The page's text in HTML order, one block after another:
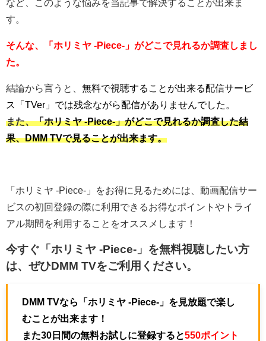
など、このような悩みを当記事で解決することが出来ま
す。
そんな、「ホリミヤ -Piece-」がどこで見れるか調査しまし
た。
結論から言うと、 無料で視聴することが出来る配信サービ
ス「TVer」では残念ながら配信がありませんでした。
また、「ホリミヤ -Piece-」がどこで見れるか調査した結
果、DMM TVで見ることが出来ます。
「ホリミヤ -Piece-」をお得に見るためには、動画配信サー
ビスの初回登録の際に利用できるお得なポイントやトライ
アル期間を利用することをオススメします！
今すぐ「ホリミヤ -Piece-」を無料視聴したい方
は、ぜひ DMM TVをご利用ください。
DMM TVなら「ホリミヤ -Piece-」を見放題で楽し
むことが出来ます！
また30日間の無料お試しに登録すると550ポイント